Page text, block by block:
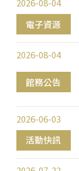
電子資源
2026-08-04
館務公告
2026-08-04
活動快訊
2026-06-03